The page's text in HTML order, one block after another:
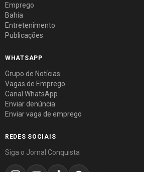
Emprego
Bahia
Entretenimento
Publicações
WHATSAPP
Grupo de Notícias
Vagas de Emprego
Canal WhatsApp
Enviar denúncia
Enviar vaga de emprego
REDES SOCIAIS
Siga o Jornal Conquista